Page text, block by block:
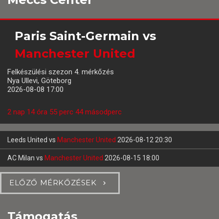
Paris Saint-Germain vs
Manchester United
Felkészülési szezon 4. mérkőzés
Nya Ullevi, Göteborg
2026-08-08 17:00
2 nap 14 óra 55 perc 43 másodperc
Leeds United vs Manchester United 2026-08-12 20:30
AC Milan vs Manchester United 2026-08-15 18:00
ELŐZŐ MÉRKŐZÉSEK